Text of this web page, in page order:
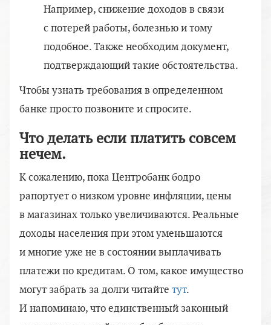
Например, снижение доходов в связи
с потерей работы, болезнью и тому
подобное. Также необходим документ,
подтверждающий такие обстоятельства.
Чтобы узнать требования в определенном
банке просто позвоните и спросите.
Что делать если платить совсем
нечем.
К сожалению, пока Центробанк бодро
рапортует о низком уровне инфляции, цены
в магазинах только увеличиваются. Реальные
доходы населения при этом уменьшаются
и многие уже не в состоянии выплачивать
платежи по кредитам. О том, какое имущество
могут забрать за долги читайте тут.
И напоминаю, что единственный законный